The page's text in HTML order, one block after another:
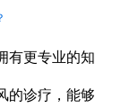
有更专业的知
的诊疗，能够